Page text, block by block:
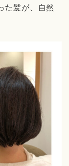
た髪が、自然